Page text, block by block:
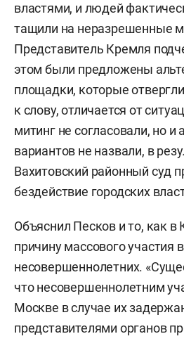
властями, и людей
тащили на неразрешенные
Представитель Кремля
этом были предложены
площадки, которые
к слову, отличается от
митинг не согласовали, но и
вариантов не назвали, в
Вахитовский районный суд
бездействие городских
Объяснил Песков и то, как в
причину массового участия
несовершеннолетних.
что несовершеннолетним
Москве в случае их
представителями органов